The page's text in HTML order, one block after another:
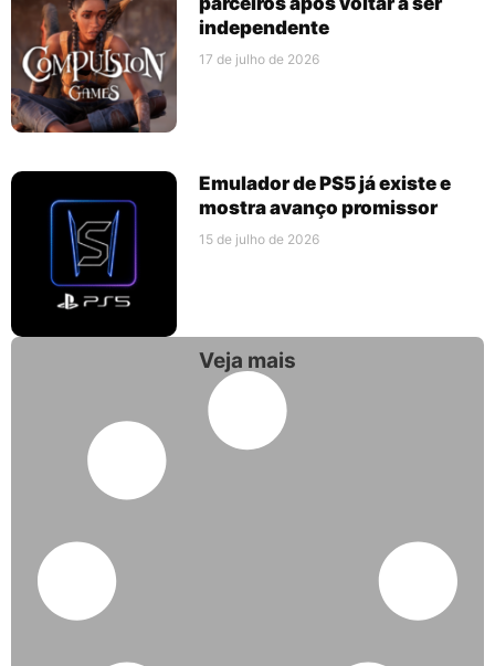
independente
17 de julho de 2026
Emulador de PS5 já existe e
mostra avanço promissor
15 de julho de 2026
Veja mais